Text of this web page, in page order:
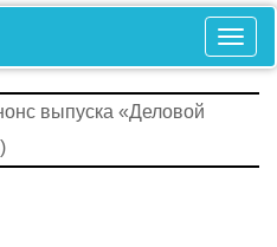
выпуска «Деловой